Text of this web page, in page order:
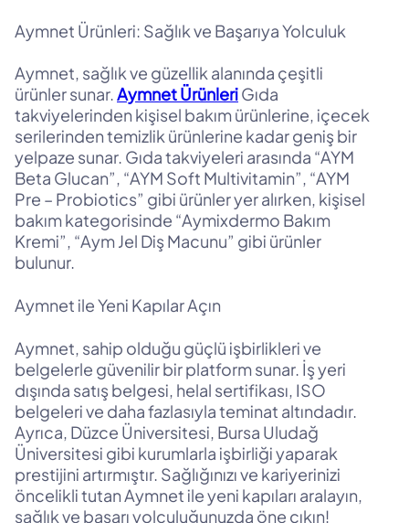
Aymnet Ürünleri: Sağlık ve Başarıya Yolculuk
Aymnet, sağlık ve güzellik alanında çeşitli
ürünler sunar.Aymnet ÜrünleriGıda
takviyelerinden kişisel bakım ürünlerine, içecek
serilerinden temizlik ürünlerine kadar geniş bir
yelpaze sunar. Gıda takviyeleri arasında “AYM
Beta Glucan”, “AYM Soft Multivitamin”, “AYM
Pre – Probiotics” gibi ürünler yer alırken, kişisel
bakım kategorisinde “Aymixdermo Bakım
Kremi”, “Aym Jel Diş Macunu” gibi ürünler
bulunur.
Aymnet ile Yeni Kapılar Açın
Aymnet, sahip olduğu güçlü işbirlikleri ve
belgelerle güvenilir bir platform sunar. İş yeri
dışında satış belgesi, helal sertifikası, ISO
belgeleri ve daha fazlasıyla teminat altındadır.
Ayrıca, Düzce Üniversitesi, Bursa Uludağ
Üniversitesi gibi kurumlarla işbirliği yaparak
prestijini artırmıştır. Sağlığınızı ve kariyerinizi
öncelikli tutan Aymnet ile yeni kapıları aralayın,
sağlık ve başarı yolculuğunuzda öne çıkın!